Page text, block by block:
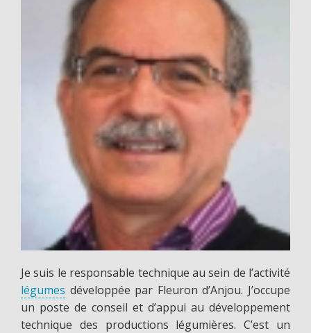
Je suis le responsable technique au sein de l’activité
légumes développée par Fleuron d’Anjou. J’occupe
un poste de conseil et d’appui au développement
technique des productions légumières. C’est un